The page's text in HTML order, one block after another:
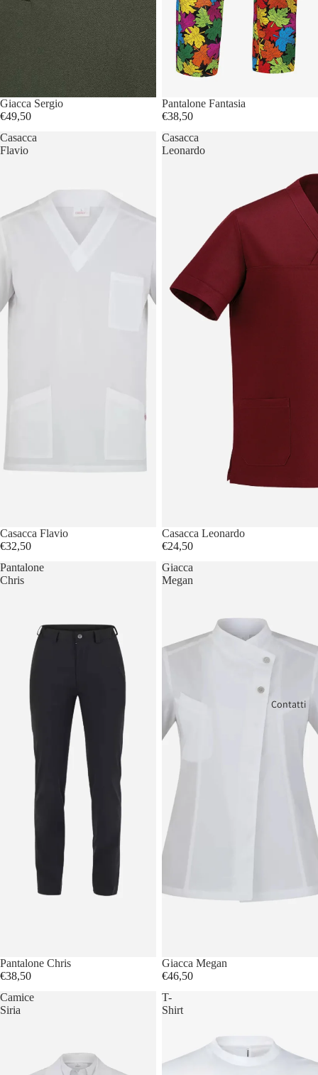
Contatti
Giacca Sergio
€49,50
Pantalone Fantasia
€38,50
Casacca
Flavio
Casacca Flavio
€32,50
Casacca
Leonardo
Casacca Leonardo
€24,50
Pantalone
Chris
Pantalone Chris
€38,50
Giacca
Megan
Giacca Megan
€46,50
Camice
Siria
T-
Shirt